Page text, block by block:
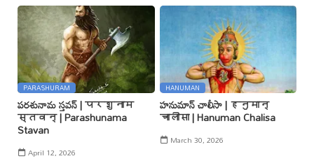
PARASHURAM
పరశునామ స్తవన్ | परशुनाम
स्तवन् | Parashunama
Stavan
April 12, 2026
HANUMAN
హనుమాన్ చాలీసా | हनुमान्
चालीसा | Hanuman Chalisa
March 30, 2026